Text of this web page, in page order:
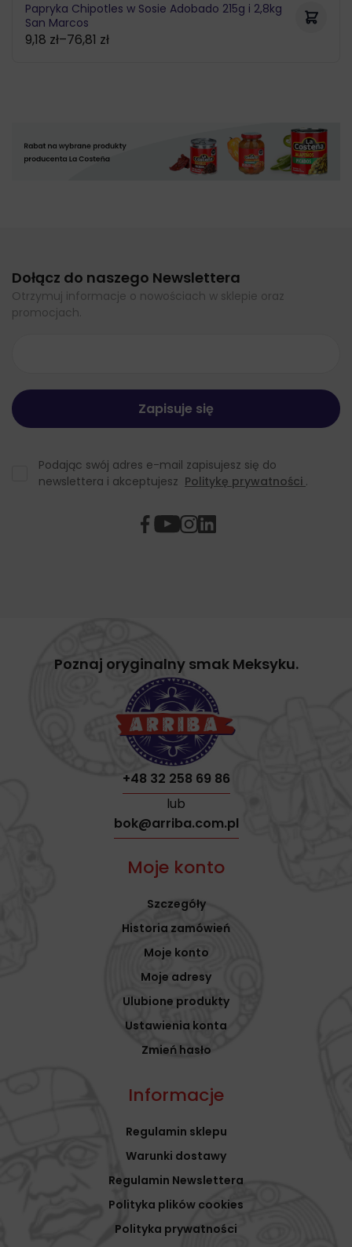
Papryka Chipotles w Sosie Adobado 215g i 2,8kg
San Marcos
9,18 zł–76,81 zł
Zakres
76,81 zł
Dołącz do naszego Newslettera
Otrzymuj informacje o nowościach w sklepie oraz
promocjach.
Podając swój adres e-mail zapisujesz się do
newslettera i akceptujesz Politykę prywatności .
Poznaj oryginalny smak Meksyku.
+48 32 258 69 86
lub
bok@arriba.com.pl
Moje konto
Szczegóły
Historia zamówień
Moje konto
Moje adresy
Ulubione produkty
Ustawienia konta
Zmień hasło
Informacje
Regulamin sklepu
Warunki dostawy
Regulamin Newslettera
Polityka plików cookies
Polityka prywatności